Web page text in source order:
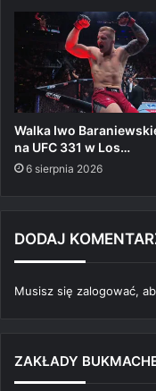
Walka Iwo
na UFC 331 w Los…
6 sierpnia 2026
DODAJ
Musisz się zalogować,
ZAKŁADY